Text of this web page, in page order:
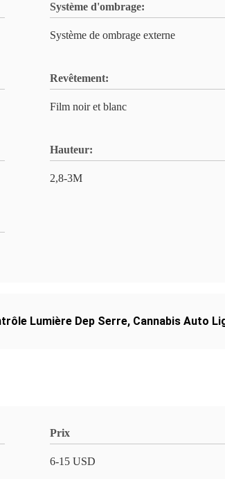
Système d'ombrage:
Système de ombrage externe
Revêtement:
Film noir et blanc
Hauteur:
2,8-3M
Lumière Dep Serre, Cannabis Auto
Prix
6-15 USD